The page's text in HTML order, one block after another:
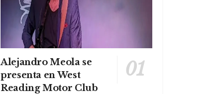
Alejandro Meola se
presenta en West
Reading Motor Club